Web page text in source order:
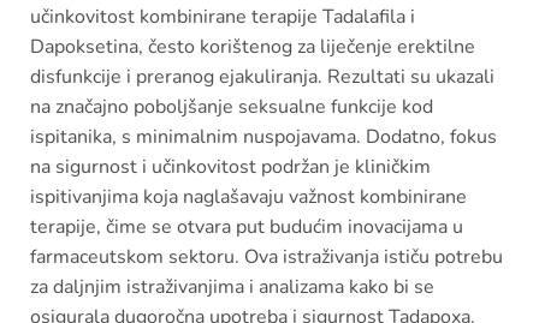
učinkovitost kombinirane terapije Tadalafila i
Dapoksetina, često korištenog za liječenje erektilne
disfunkcije i preranog ejakuliranja. Rezultati su ukazali
na značajno poboljšanje seksualne funkcije kod
ispitanika, s minimalnim nuspojavama. Dodatno, fokus
na sigurnost i učinkovitost podržan je kliničkim
ispitivanjima koja naglašavaju važnost kombinirane
terapije, čime se otvara put budućim inovacijama u
farmaceutskom sektoru. Ova istraživanja ističu potrebu
za daljnjim istraživanjima i analizama kako bi se
osigurala dugoročna upotreba i sigurnost Tadapoxa.